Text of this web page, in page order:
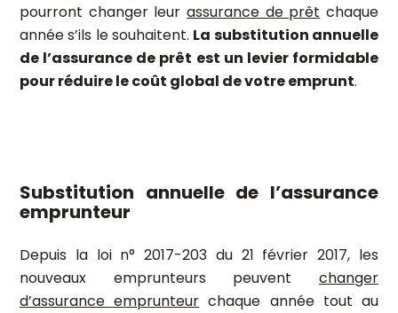
pourront changer leur assurance de prêt chaque
année s’ils le souhaitent. La substitution annuelle
de l’assurance de prêt est un levier formidable
pour réduire le coût global de votre emprunt.
Substitution annuelle de l’assurance
emprunteur
Depuis la loi n° 2017-203 du 21 février 2017, les
nouveaux emprunteurs peuvent changer
d’assurance emprunteur chaque année tout au